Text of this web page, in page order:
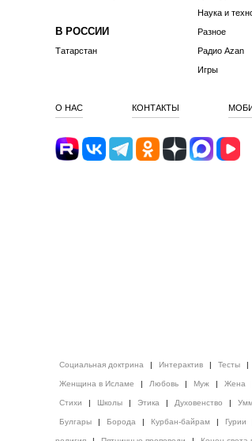
В РОССИИ
Татарстан
Наука и
Разное
Радио Azan
Игры
О НАС КОНТАКТЫ
Социальная доктрина | Интерактив | Тесты |
Женщина в Исламе | Любовь | Муж | Жена
Стихи | Школы | Этика | Духовенство |
Булгары | Борода | Курбан-байрам | Гурии